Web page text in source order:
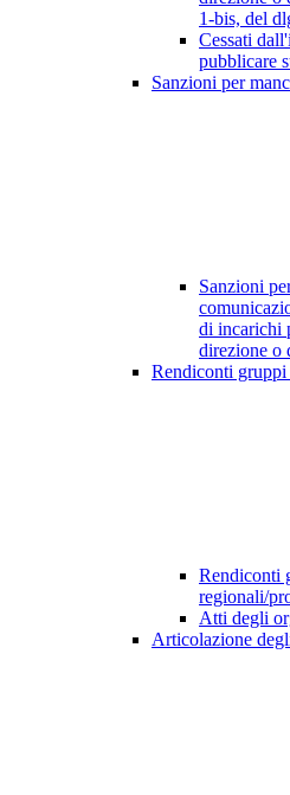
1-bis, del
Cessati
pubblicare
Sanzioni per
Sanzioni
di incarichi
direzione o
Rendiconti
Rendiconti
regionali/
Atti degli
Articolazione